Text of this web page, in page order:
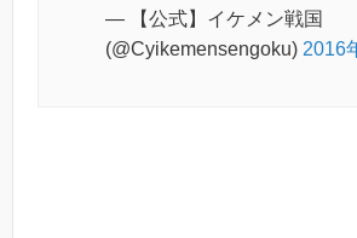
— 【公式】イケメン戦国
(@Cyikemensengoku) 2016